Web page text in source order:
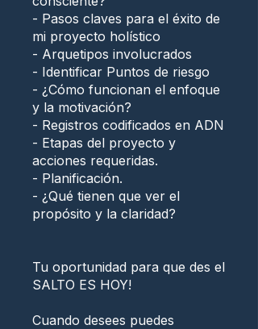
- Pasos claves para el éxito de
mi proyecto holístico
- Arquetipos involucrados
- Identificar Puntos de riesgo
- ¿Cómo funcionan el enfoque
y la motivación?
- Registros codificados en ADN
- Etapas del proyecto y
acciones requeridas.
- Planificación.
- ¿Qué tienen que ver el
propósito y la claridad?
Tu oportunidad para que des el
SALTO ES HOY!
Cuando desees puedes